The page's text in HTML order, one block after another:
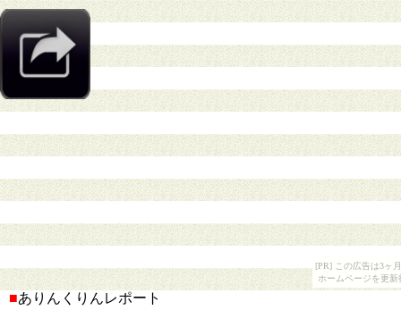
[PR] この広告は3ヶ
ホームページを更
■ありんくりんレポート